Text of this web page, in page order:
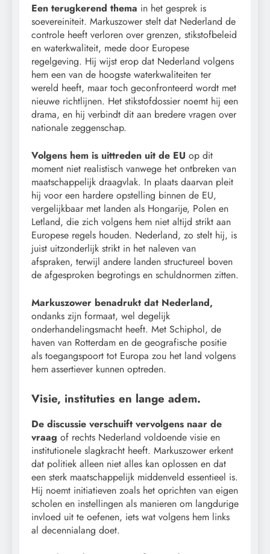
Een terugkerend thema in het gesprek is
soevereiniteit. Markuszower stelt dat Nederland de
controle heeft verloren over grenzen, stikstofbeleid
en waterkwaliteit, mede door Europese
regelgeving. Hij wijst erop dat Nederland volgens
hem een van de hoogste waterkwaliteiten ter
wereld heeft, maar toch geconfronteerd wordt met
nieuwe richtlijnen. Het stikstofdossier noemt hij een
drama, en hij verbindt dit aan bredere vragen over
nationale zeggenschap.
Volgens hem is uittreden uit de EU op dit
moment niet realistisch vanwege het ontbreken van
maatschappelijk draagvlak. In plaats daarvan pleit
hij voor een hardere opstelling binnen de EU,
vergelijkbaar met landen als Hongarije, Polen en
Letland, die zich volgens hem niet altijd strikt aan
Europese regels houden. Nederland, zo stelt hij, is
juist uitzonderlijk strikt in het naleven van
afspraken, terwijl andere landen structureel boven
de afgesproken begrotings en schuldnormen zitten.
Markuszower benadrukt dat Nederland,
ondanks zijn formaat, wel degelijk
onderhandelingsmacht heeft. Met Schiphol, de
haven van Rotterdam en de geografische positie
als toegangspoort tot Europa zou het land volgens
hem assertiever kunnen optreden.
Visie, instituties en lange adem.
De discussie verschuift vervolgens naar de
vraag of rechts Nederland voldoende visie en
institutionele slagkracht heeft. Markuszower erkent
dat politiek alleen niet alles kan oplossen en dat
een sterk maatschappelijk middenveld essentieel is.
Hij noemt initiatieven zoals het oprichten van eigen
scholen en instellingen als manieren om langdurige
invloed uit te oefenen, iets wat volgens hem links
al decennialang doet.